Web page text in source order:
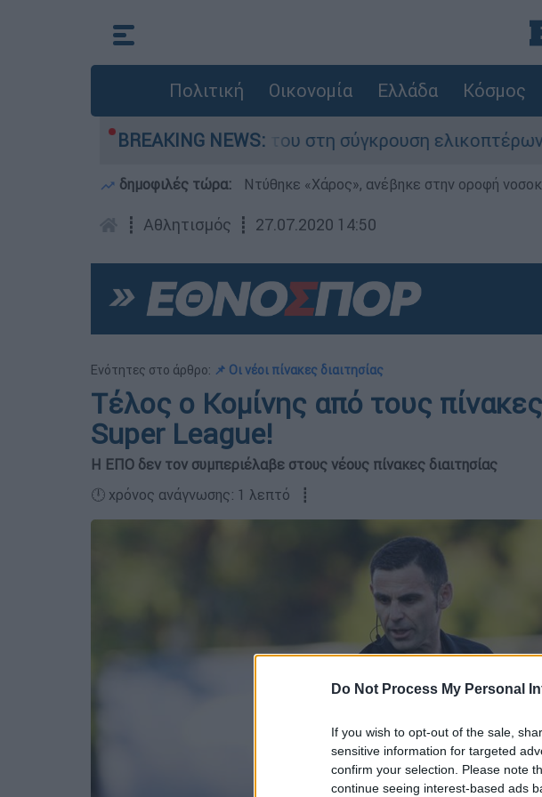
Do Not Process My Personal
If you wish to opt-out of the sale,
sensitive information for targeted
confirm your selection. Please note
continue seeing interest-based ads
Πολιτική Οικονομία Ελλάδα Κόσμος
BREAKING NEWS:
που έχασε τη ζωή του στη σύγκρουση ελικοπτέρων
δημοφιλές τώρα: Ντύθηκε «Χάρος», ανέβηκε στην οροφή
┋ Αθλητισμός ┋ 27.07.2020 14:50
Ενότητες στο άρθρο: 📌 Οι νέοι πίνακες διαιτησίας
Τέλος ο Κομίνης από τους
Super League!
Η ΕΠΟ δεν τον συμπεριέλαβε στους νέους πίνακες διαιτησίας
🕛 χρόνος ανάγνωσης: 1 λεπτό ┋